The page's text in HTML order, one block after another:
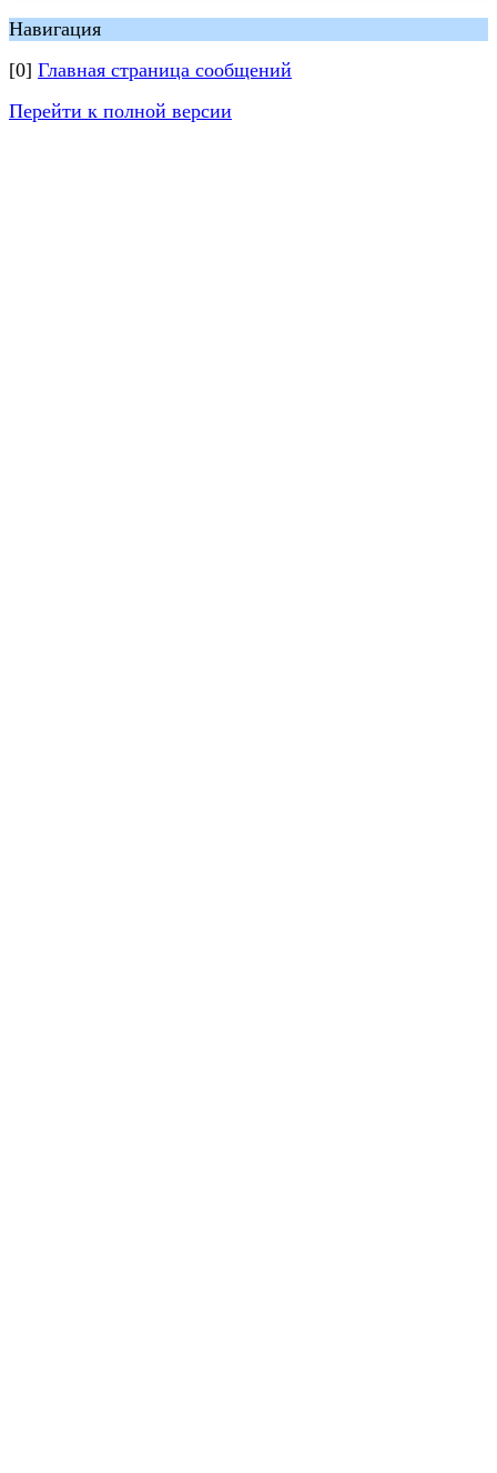
Навигация
[0] Главная страница сообщений
Перейти к полной версии